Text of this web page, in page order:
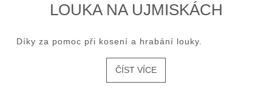
LOUKA NA UJMISKÁCH
Díky za pomoc při kosení a hrabání louky.
ČÍST VÍCE